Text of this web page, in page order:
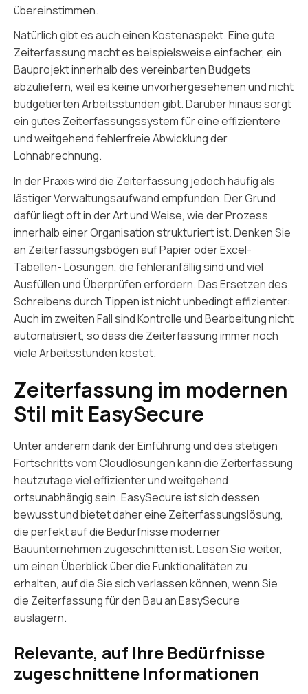
übereinstimmen.
Natürlich gibt es auch einen Kostenaspekt. Eine gute
Zeiterfassung macht es beispielsweise einfacher, ein
Bauprojekt innerhalb des vereinbarten Budgets
abzuliefern, weil es keine unvorhergesehenen und nicht
budgetierten Arbeitsstunden gibt. Darüber hinaus sorgt
ein gutes Zeiterfassungssystem für eine effizientere
und weitgehend fehlerfreie Abwicklung der
Lohnabrechnung.
In der Praxis wird die Zeiterfassung jedoch häufig als
lästiger Verwaltungsaufwand empfunden. Der Grund
dafür liegt oft in der Art und Weise, wie der Prozess
innerhalb einer Organisation strukturiert ist. Denken Sie
an Zeiterfassungsbögen auf Papier oder Excel-
Tabellen- Lösungen, die fehleranfällig sind und viel
Ausfüllen und Überprüfen erfordern. Das Ersetzen des
Schreibens durch Tippen ist nicht unbedingt effizienter:
Auch im zweiten Fall sind Kontrolle und Bearbeitung nicht
automatisiert, so dass die Zeiterfassung immer noch
viele Arbeitsstunden kostet.
Zeiterfassung im modernen
Stil mit EasySecure
Unter anderem dank der Einführung und des stetigen
Fortschritts vom Cloudlösungen kann die Zeiterfassung
heutzutage viel effizienter und weitgehend
ortsunabhängig sein. EasySecure ist sich dessen
bewusst und bietet daher eine Zeiterfassungslösung,
die perfekt auf die Bedürfnisse moderner
Bauunternehmen zugeschnitten ist. Lesen Sie weiter,
um einen Überblick über die Funktionalitäten zu
erhalten, auf die Sie sich verlassen können, wenn Sie
die Zeiterfassung für den Bau an EasySecure
auslagern.
Relevante, auf Ihre Bedürfnisse
zugeschnittene Informationen